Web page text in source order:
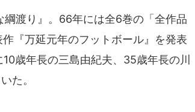
渡り』。66年には全6巻の「全作品
『万延元年のフットボール』を発表
歳年長の三島由紀夫、35歳年長の川
た。